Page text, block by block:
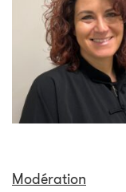
Modération